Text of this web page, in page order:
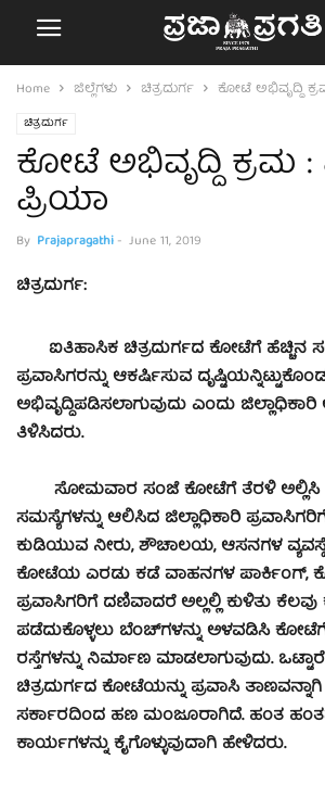
Home ಜಿಲ್ಲೆಗಳು ಚಿತ್ರದುರ್ಗ ಕೋಟೆ ಅಭಿವೃದ್ದಿ
ಚಿತ್ರದುರ್ಗ
ಕೋಟೆ ಅಭಿವೃದ್ದಿ
ಪ್ರಿಯಾ
By Prajapragathi- June 11, 2019
ಚಿತ್ರದುರ್ಗ:
ಐತಿಹಾಸಿಕ ಚಿತ್ರದುರ್ಗದ ಕೋಟೆಗೆ ಹೆಚ್ಚಿನ
ಪ್ರವಾಸಿಗರನ್ನು ಆಕರ್ಷಿಸುವ
ಅಭಿವೃದ್ದಿಪಡಿಸಲಾಗುವುದು ಎಂದು
ತಿಳಿಸಿದರು.
ಸೋಮವಾರ ಸಂಜೆ ಕೋಟೆಗೆ ತೆರಳಿ ಅಲ್ಲಿಸಿ
ಸಮಸ್ಯೆಗಳನ್ನು ಆಲಿಸಿದ ಜಿಲ್ಲಾಧಿಕಾರಿ
ಕುಡಿಯುವ ನೀರು, ಶೌಚಾಲಯ, ಆಸನಗಳ
ಕೋಟೆಯ ಎರಡು ಕಡೆ ವಾಹನಗಳ ಪಾರ್ಕಿಂಗ್,
ಪ್ರವಾಸಿಗರಿಗೆ ದಣಿವಾದರೆ ಅಲ್ಲಲ್ಲಿ ಕುಳಿತು ಕೆಲವು
ಪಡೆದುಕೊಳ್ಳಲು ಬೆಂಚ್‍ಗಳನ್ನು ಅಳವಡಿಸಿ
ರಸ್ತೆಗಳನ್ನು ನಿರ್ಮಾಣ ಮಾಡಲಾಗುವುದು.
ಚಿತ್ರದುರ್ಗದ ಕೋಟೆಯನ್ನು ಪ್ರವಾಸಿ
ಸರ್ಕಾರದಿಂದ ಹಣ ಮಂಜೂರಾಗಿದೆ. ಹಂತ
ಕಾರ್ಯಗಳನ್ನು ಕೈಗೊಳ್ಳುವುದಾಗಿ ಹೇಳಿದರು.